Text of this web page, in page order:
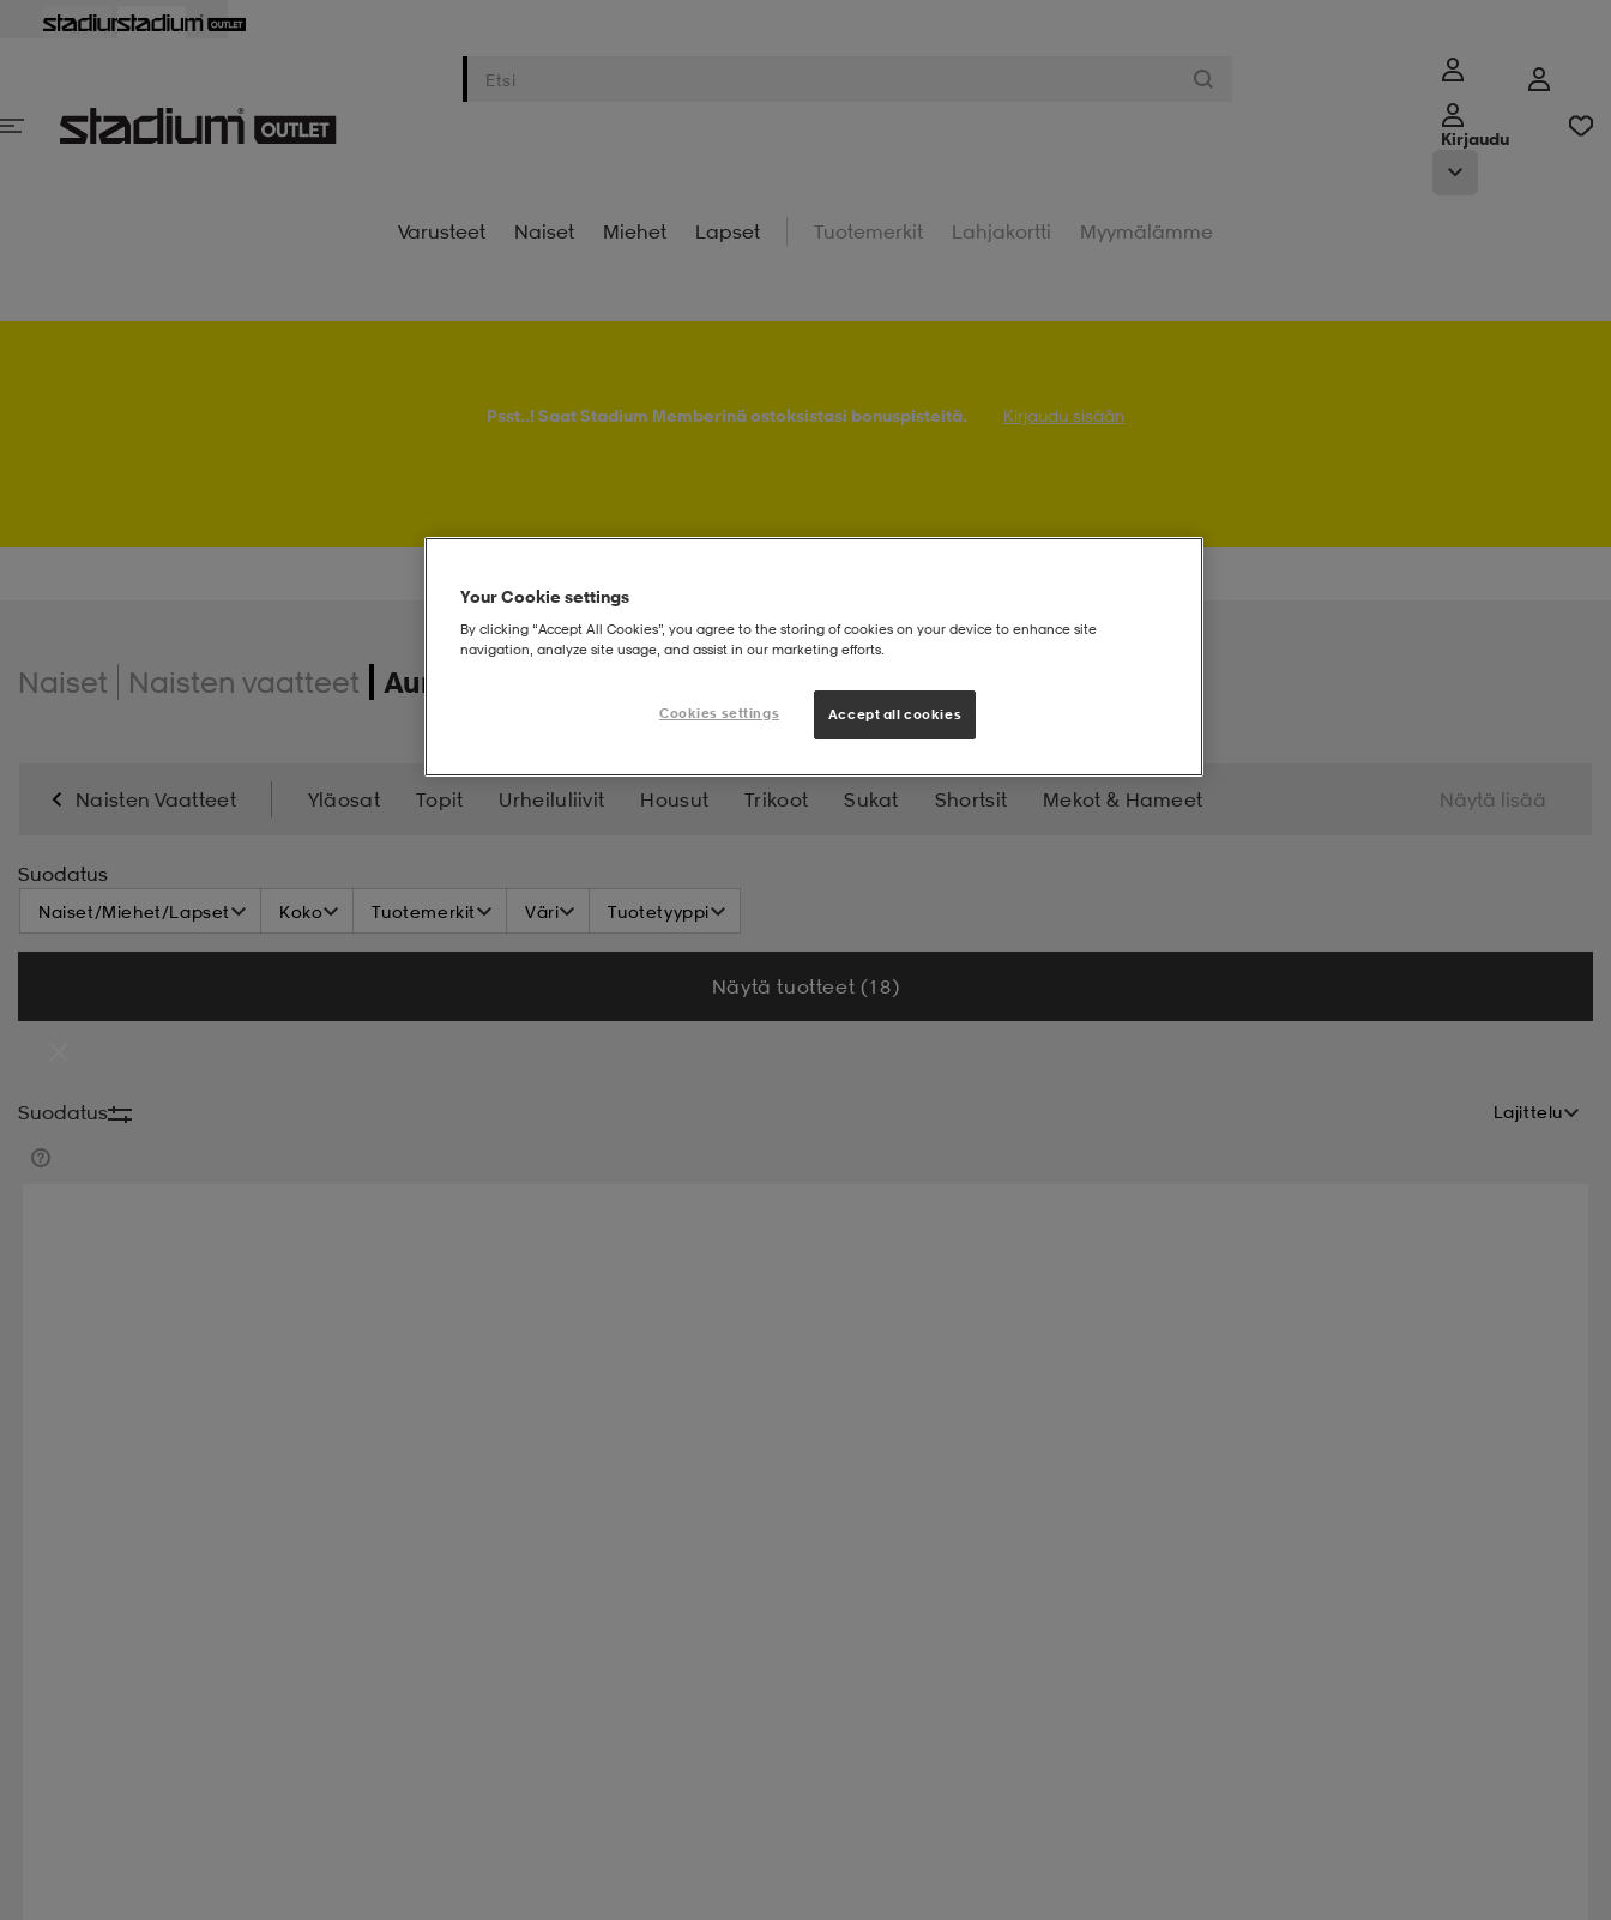
Kirjaudu
Varusteet Naiset Miehet Lapset Tuotemerkit Lahjakortti Myymälämme
Psst..! Saat Stadium Memberinä ostoksistasi bonuspisteitä. Kirjaudu sisään
Naiset Naisten vaatteet Aurinkolasit
Naisten Vaatteet Yläosat Topit Urheiluliivit Housut Trikoot Sukat Shortsit Mekot & Hameet
Bikinit & Uimapuvut
Näytä lisää
Suodatus
Naiset/Miehet/Lapset Koko Tuotemerkit Väri Tuotetyyppi
Näytä tuotteet (18)
Suodatus Lajittelu
Your Cookie settings
By clicking “Accept All Cookies”, you agree to the storing of cookies on your device to enhance site
navigation, analyze site usage, and assist in our marketing efforts.
Cookies settings Accept all cookies